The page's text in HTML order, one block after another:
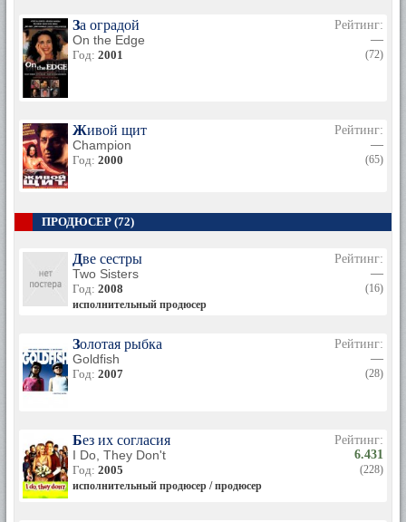
За оградой
On the Edge
Год: 2001
Рейтинг:
—
(72)
Живой щит
Champion
Год: 2000
Рейтинг:
—
(65)
ПРОДЮСЕР (72)
Две сестры
Two Sisters
Год: 2008
исполнительный продюсер
Рейтинг:
—
(16)
Золотая рыбка
Goldfish
Год: 2007
Рейтинг:
—
(28)
Без их согласия
I Do, They Don't
Год: 2005
исполнительный продюсер / продюсер
Рейтинг:
6.431
(228)